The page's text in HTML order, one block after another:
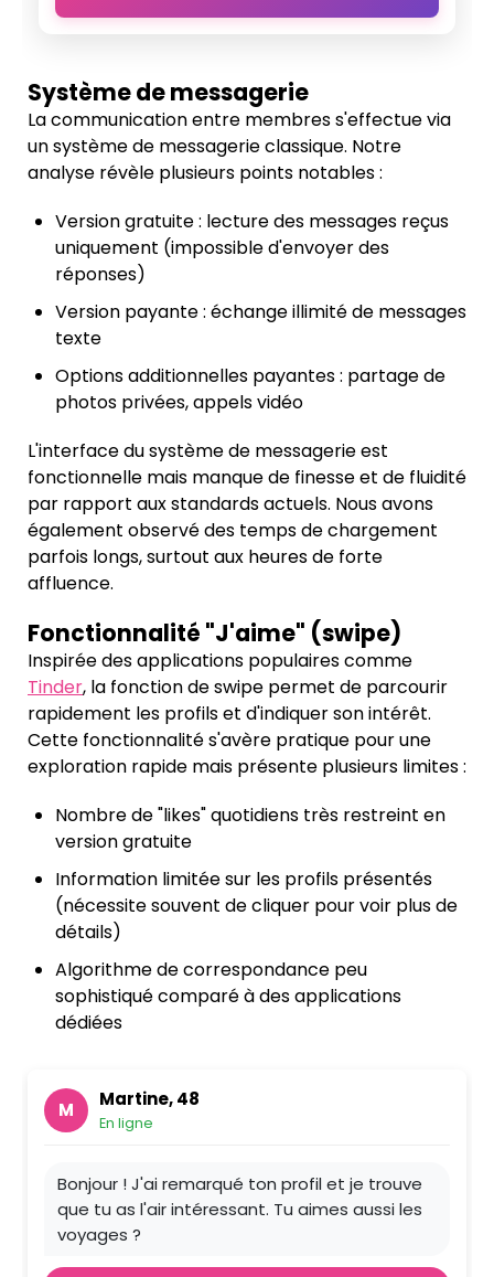
Système de messagerie
La communication entre membres s'effectue via
un système de messagerie classique. Notre
analyse révèle plusieurs points notables :
Version gratuite : lecture des messages reçus
uniquement (impossible d'envoyer des
réponses)
Version payante : échange illimité de messages
texte
Options additionnelles payantes : partage de
photos privées, appels vidéo
L'interface du système de messagerie est
fonctionnelle mais manque de finesse et de fluidité
par rapport aux standards actuels. Nous avons
également observé des temps de chargement
parfois longs, surtout aux heures de forte
affluence.
Fonctionnalité "J'aime" (swipe)
Inspirée des applications populaires comme
Tinder, la fonction de swipe permet de parcourir
rapidement les profils et d'indiquer son intérêt.
Cette fonctionnalité s'avère pratique pour une
exploration rapide mais présente plusieurs limites :
Nombre de "likes" quotidiens très restreint en
version gratuite
Information limitée sur les profils présentés
(nécessite souvent de cliquer pour voir plus de
détails)
Algorithme de correspondance peu
sophistiqué comparé à des applications
dédiées
M Martine, 48
En ligne
Bonjour ! J'ai remarqué ton profil et je trouve
que tu as l'air intéressant. Tu aimes aussi les
voyages ?